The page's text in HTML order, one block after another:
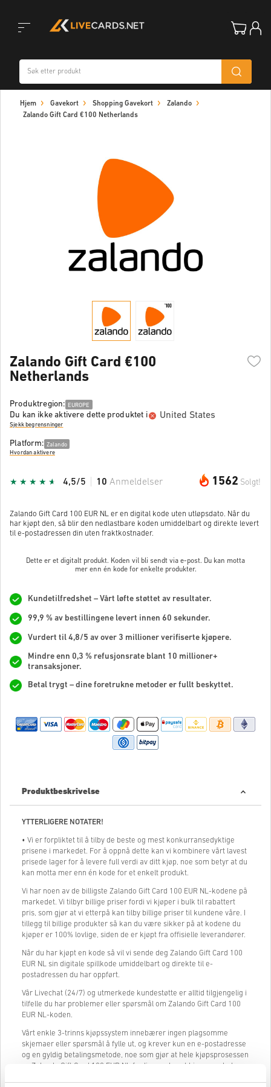
navigation
Hjem Gavekort Shopping Gavekort
Zalando
Zalando Gift Card €100 Netherlands
Zalando Gift Card €100
Netherlands
Produktregion: EUROPE
Du kan ikke aktivere dette produktet i United States
Sjekk begrensninger
Platform: Zalando
Hvordan aktivere
1562 Solgt!
4,5/5 10 Anmeldelser
Zalando Gift Card 100 EUR NL er en digital kode uten utløpsdato. Når du
har kjøpt den, så blir den nedlastbare koden umiddelbart og direkte levert
til e-postadressen din uten fraktkostnader.
Dette er et digitalt produkt. Koden vil bli sendt via e-post. Du kan motta
mer enn én kode for enkelte produkter.
Kundetilfredshet – Vårt løfte støttet av resultater.
99,9 % av bestillingene levert innen 60 sekunder.
Vurdert til 4,8/5 av over 3 millioner verifiserte kjøpere.
Mindre enn 0,3 % refusjonsrate blant 10 millioner+
transaksjoner.
Betal trygt – dine foretrukne metoder er fullt beskyttet.
Produktbeskrivelse
YTTERLIGERE NOTATER!
• Vi er forpliktet til å tilby de beste og mest konkurransedyktige
prisene i markedet. For å oppnå dette kan vi kombinere vårt lavest
prisede lager for å levere full verdi av ditt kjøp, noe som betyr at du
kan motta mer enn én kode for et enkelt produkt.
Vi har noen av de billigste Zalando Gift Card 100 EUR NL-kodene på
markedet. Vi tilbyr billige priser fordi vi kjøper i bulk til rabattert
pris, som gjør at vi etterpå kan tilby billige priser til kundene våre. I
tillegg til billige produkter så kan du være sikker på at kodene du
kjøper er 100% lovlige, siden de er kjøpt fra offisielle leverandører.
Når du har kjøpt en kode så vil vi sende deg Zalando Gift Card 100
EUR NL sin digitale spillkode umiddelbart og direkte til e-
postadressen du har oppført.
Vår Livechat (24/7) og utmerkede kundestøtte er alltid tilgjengelig i
tilfelle du har problemer eller spørsmål om Zalando Gift Card 100
EUR NL-koden.
Vårt enkle 3-trinns kjøpssystem innebærer ingen plagsomme
skjemaer eller spørsmål å fylle ut, og krever kun en e-postadresse
og en gyldig betalingsmetode, noe som gjør at hele kjøpsprosessen
av Zalando Gift Card 100 EUR NL fra livecards.net kjempeenkel og